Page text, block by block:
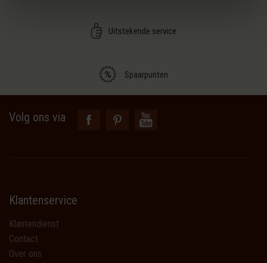
Uitstekende service
Spaarpunten
Volg ons via
Klantenservice
Klantendienst
Contact
Over ons